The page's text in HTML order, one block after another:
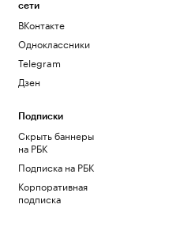
сети
ВКонтакте
Одноклассники
Telegram
Дзен
Подписки
Скрыть баннеры
на РБК
Подписка на РБК
Корпоративная
подписка